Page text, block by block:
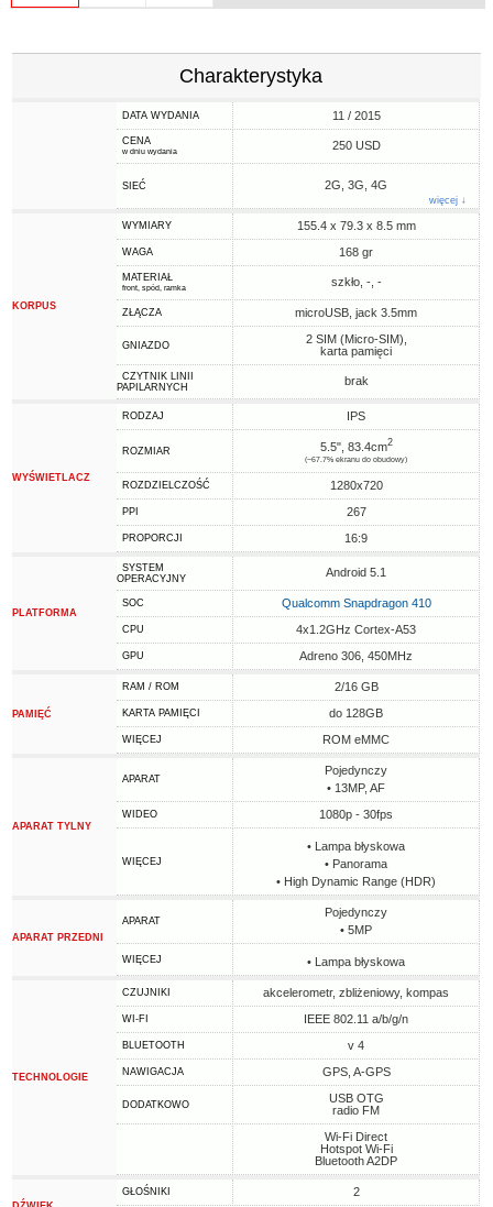
Charakterystyka
DATA WYDANIA 11 / 2015
CENA
w dniu wydania 250 USD
SIEĆ 2G, 3G, 4G
więcej ↓
KORPUS
WYMIARY 155.4 x 79.3 x 8.5 mm
WAGA 168 gr
MATERIAŁ
front, spód, ramka szkło, -, -
ZŁĄCZA microUSB, jack 3.5mm
GNIAZDO
2 SIM (Micro-SIM),
karta pamięci
CZYTNIK LINII
PAPILARNYCH
brak
WYŚWIETLACZ
RODZAJ IPS
ROZMIAR 5.5", 83.4cm2
(~67.7% ekranu do obudowy)
ROZDZIELCZOŚĆ 1280x720
PPI 267
PROPORCJI 16:9
PLATFORMA
SYSTEM
OPERACYJNY
Android 5.1
SOC Qualcomm Snapdragon 410
CPU 4x1.2GHz Cortex-A53
GPU Adreno 306, 450MHz
PAMIĘĆ
RAM / ROM 2/16 GB
KARTA PAMIĘCI do 128GB
WIĘCEJ ROM eMMC
APARAT TYLNY
APARAT
Pojedynczy
• 13MP, AF
WIDEO 1080p - 30fps
WIĘCEJ
• Lampa błyskowa
• Panorama
• High Dynamic Range (HDR)
APARAT PRZEDNI
APARAT
Pojedynczy
• 5MP
WIĘCEJ • Lampa błyskowa
TECHNOLOGIE
CZUJNIKI akcelerometr, zbliżeniowy, kompas
WI-FI IEEE 802.11 a/b/g/n
BLUETOOTH v 4
NAWIGACJA GPS, A-GPS
DODATKOWO
USB OTG
radio FM
Wi-Fi Direct
Hotspot Wi-Fi
Bluetooth A2DP
GŁOŚNIKI 2